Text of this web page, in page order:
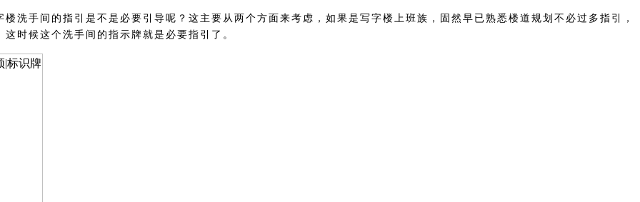
洗手间的指引是不是必要引导呢？这主要从两个方面来考虑，如果是写字楼上班族，固然早已熟悉楼道规划不必过多指引，
时候这个洗手间的指示牌就是必要指引了。